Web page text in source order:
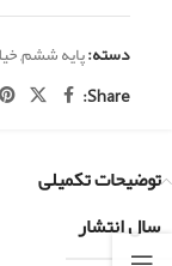
دسته:پایه ششم,
Share:
توضیحات تکمیلی
سال انتشار